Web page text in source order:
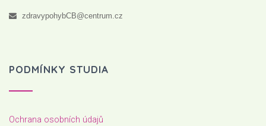
zdravypohybCB@centrum.cz
PODMÍNKY STUDIA
Ochrana osobních údajů